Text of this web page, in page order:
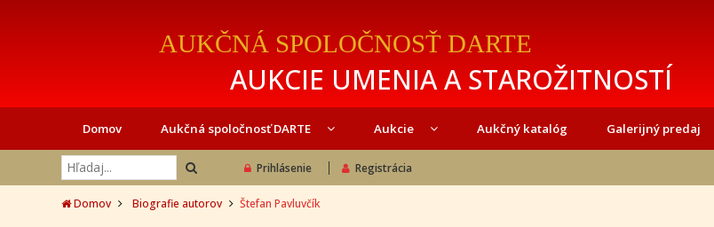
AUKČNÁ SPOLOČNOSŤ DARTE
AUKCIE UMENIA A STAROŽITNOSTÍ
Domov Aukčná spoločnosť DARTE Aukcie Aukčný katalóg Galerijný predaj
Prihlásenie Registrácia
Domov Biografie autorov Štefan Pavluvčík